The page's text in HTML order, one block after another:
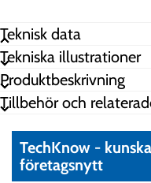
Teknisk data
d2
s
Tekniska illustrationer
Produktbeskrivning
Tillbehör och
TechKnow -
företagsnytt